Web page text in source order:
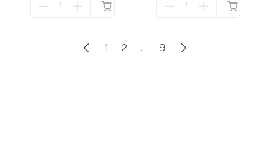
1 2 ... 9